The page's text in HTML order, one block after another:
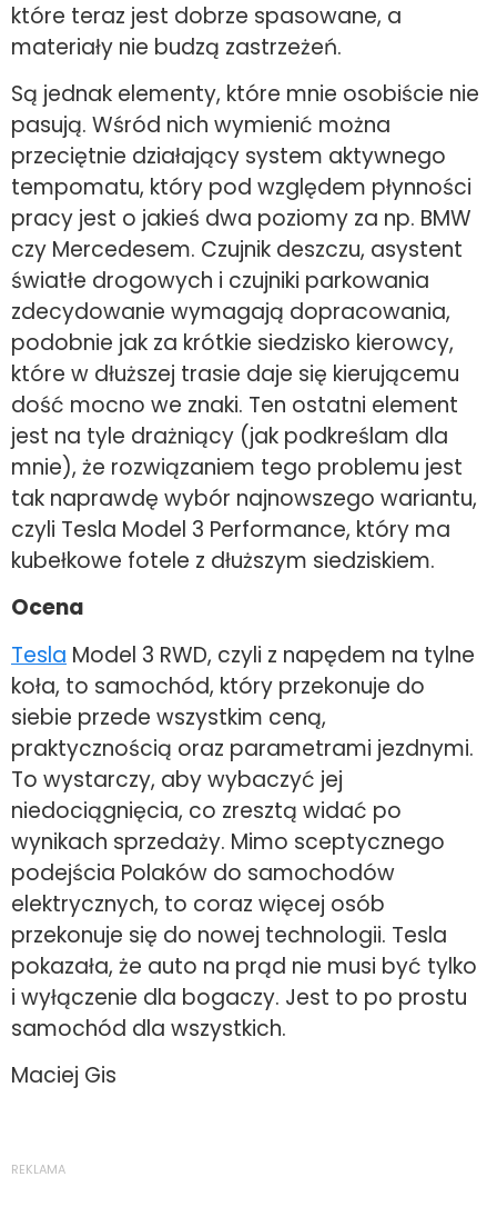
które teraz jest dobrze spasowane, a
materiały nie budzą zastrzeżeń.
Są jednak elementy, które mnie osobiście nie
pasują. Wśród nich wymienić można
przeciętnie działający system aktywnego
tempomatu, który pod względem płynności
pracy jest o jakieś dwa poziomy za np. BMW
czy Mercedesem. Czujnik deszczu, asystent
światłe drogowych i czujniki parkowania
zdecydowanie wymagają dopracowania,
podobnie jak za krótkie siedzisko kierowcy,
które w dłuższej trasie daje się kierującemu
dość mocno we znaki. Ten ostatni element
jest na tyle drażniący (jak podkreślam dla
mnie), że rozwiązaniem tego problemu jest
tak naprawdę wybór najnowszego wariantu,
czyli Tesla Model 3 Performance, który ma
kubełkowe fotele z dłuższym siedziskiem.
Ocena
Tesla Model 3 RWD, czyli z napędem na tylne
koła, to samochód, który przekonuje do
siebie przede wszystkim ceną,
praktycznością oraz parametrami jezdnymi.
To wystarczy, aby wybaczyć jej
niedociągnięcia, co zresztą widać po
wynikach sprzedaży. Mimo sceptycznego
podejścia Polaków do samochodów
elektrycznych, to coraz więcej osób
przekonuje się do nowej technologii. Tesla
pokazała, że auto na prąd nie musi być tylko
i wyłączenie dla bogaczy. Jest to po prostu
samochód dla wszystkich.
Maciej Gis
REKLAMA